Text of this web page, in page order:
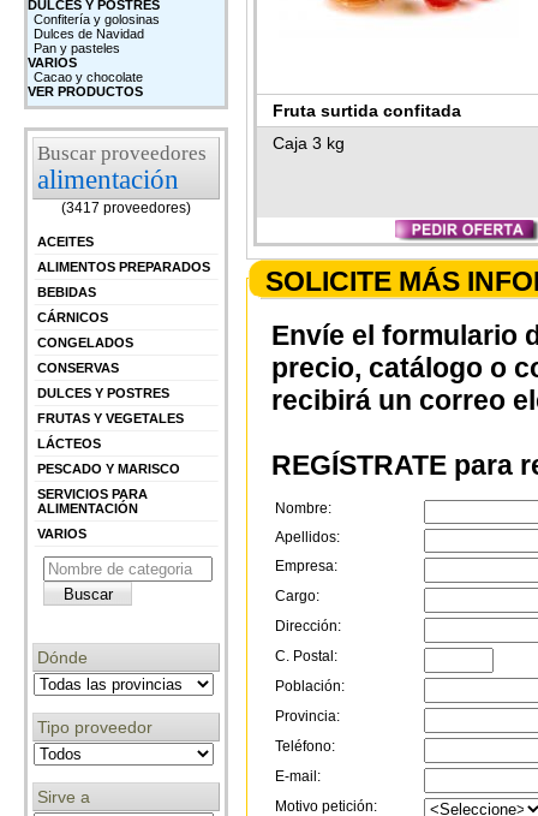
DULCES Y POSTRES
Confitería y golosinas
Dulces de Navidad
Pan y pasteles
VARIOS
Cacao y chocolate
VER PRODUCTOS
Buscar proveedores
alimentación
(3417 proveedores)
ACEITES
ALIMENTOS PREPARADOS
BEBIDAS
CÁRNICOS
CONGELADOS
CONSERVAS
DULCES Y POSTRES
FRUTAS Y VEGETALES
LÁCTEOS
PESCADO Y MARISCO
SERVICIOS PARA
ALIMENTACIÓN
VARIOS
Dónde
Tipo proveedor
Sirve a
Fruta surtida confitada
Caja 3 kg
SOLICITE MÁS
Envíe el formulario
precio, catálogo o
recibirá un correo
REGÍSTRATE para
Nombre:
Apellidos:
Empresa:
Cargo:
Dirección:
C. Postal:
Población:
Provincia:
Teléfono:
E-mail:
Motivo petición: